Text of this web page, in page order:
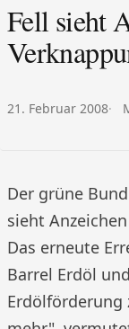
Fell sieht
Veröffentlicht am:
21. Februar 2008
Der grüne
sieht
Das erneute
Barrel Erdöl
Erdölförderung